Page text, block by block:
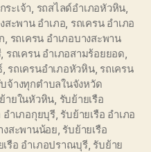
ะเจ้า รถสไลด์อำเภอหัวหิน
สะพาน อำเภอ รถเครน อำเภอ
รถเครน อำเภอบางสะพาน
, รถเครน อำเภอสามร้อยยอด
, รถเครนอำเภอหัวหิน, รถเครน
จ้างทุกตำบลในจังหวัด
ายในหัวหิน รับย้ายเรือ
อำเภอกุยบุรี, รับย้ายเรือ อำเภอ
งสะพานน้อย รับย้ายเรือ
เรือ อำเภอปราณบุรี, รับย้าย